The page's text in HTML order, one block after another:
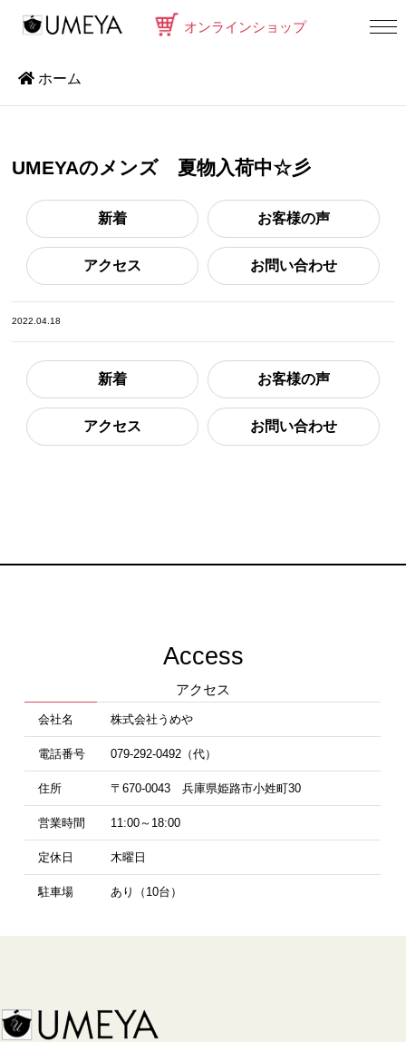
オンラインショップ
ホーム
UMEYAのメンズ 夏物入荷中☆彡
新着 お客様の声
アクセス お問い合わせ
2022.04.18
新着 お客様の声
アクセス お問い合わせ
Access
アクセス
会社名 株式会社うめや
電話番号 079-292-0492（代）
住所 〒670-0043 兵庫県姫路市小姓町30
営業時間 11:00～18:00
定休日 木曜日
駐車場 あり（10台）